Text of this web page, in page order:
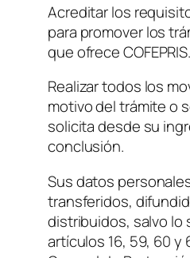
Acreditar los
para promover los
que ofrece COFEPRIS.
Realizar todos los
motivo del trámite o
solicita desde su
conclusión.
Sus datos
transferidos,
distribuidos, salvo lo
artículos 16, 59, 60 y